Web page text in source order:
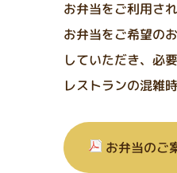
お弁当をご利用さ
お弁当をご希望のお
していただき、必
レストランの混雑
お弁当のご